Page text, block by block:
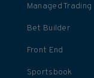
Managed Trading
Bet Builder
Front End
Sportsbook